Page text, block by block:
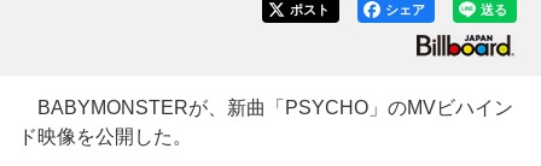
送る
シェア
ポスト
BABYMONSTERが、新曲「PSYCHO」のMVビハイン
ド映像を公開した。